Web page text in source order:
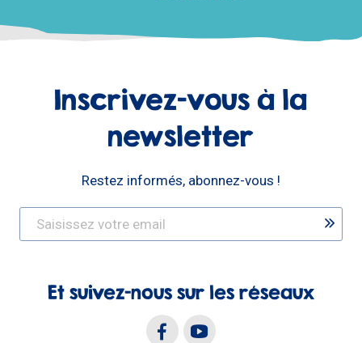
Inscrivez-vous à la
newsletter
Restez informés, abonnez-vous !
Et suivez-nous sur les réseaux